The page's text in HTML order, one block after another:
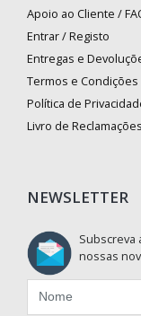
Apoio ao Cliente /
Entrar / Registo
Entregas e
Termos e Condições
Política de
Livro de Reclamações
NEWSLETTER
Subscreva
nossas